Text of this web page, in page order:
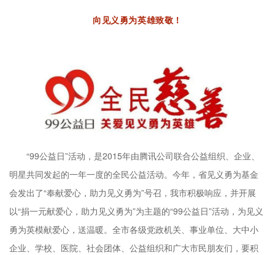
向见义勇为英雄致敬！
“99公益日”活动，是2015年由腾讯公司联合公益组织、企业、
明星共同发起的一年一度的全民公益活动。今年，省见义勇为基金
会发出了“奉献爱心，助力见义勇为”号召，我市积极响应，并开展
以“捐一元献爱心，助力见义勇为”为主题的“99公益日”活动，为见义
勇为英模献爱心，送温暖。 全市各级党政机关、事业单位、大中小
企业、学校、医院、社会团体、公益组织和广大市民朋友们，要积